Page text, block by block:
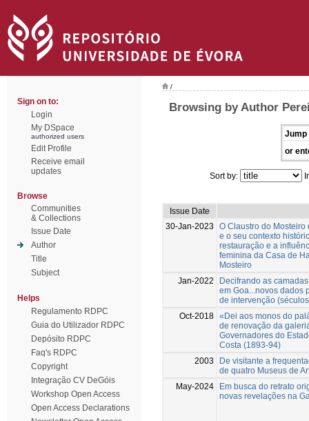
Sign on to:
Login
My DSpace
authorized users
Edit Profile
Receive email
updates
Browse
Communities
& Collections
Issue Date
Author
Title
Subject
Helps
Regulamento RDPC
Guia do Utilizador RDPC
Depósito RDPC
Faq's RDPC
Copyright
Integração CV DeGóis
Workshop Open Access
Open Access Declarations
/
Browsing by Author
Jump
or
Sort by:
Issue Date
30-Jan-2023
O Claustro do
e o seu contexto
restauração e a
feminina da Casa de
Mosteiro
Jan-2022
Decifrando as
em Goa...novos dados
de intervenção
Oct-2018 «Dei aos monos do
de renovação da
Governadores do
Costa (1893-94)
2003
De visitante a
de quatro Museus de
May-2024
Em busca do retrato
novas revelações na